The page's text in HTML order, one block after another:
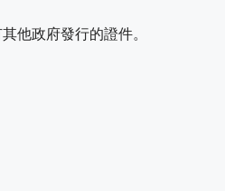
他政府發行的證件。